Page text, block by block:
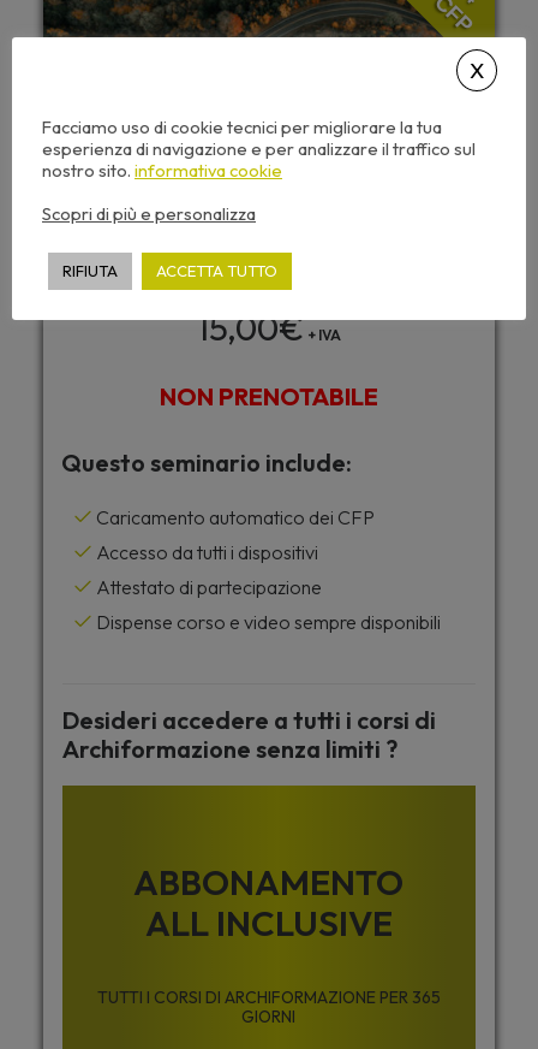
CFP
15,00€ + IVA
NON PRENOTABILE
Questo seminario include:
Caricamento automatico dei CFP
Accesso da tutti i dispositivi
Attestato di partecipazione
Dispense corso e video sempre disponibili
Desideri accedere a tutti i corsi di
Archiformazione senza limiti ?
ABBONAMENTO
ALL INCLUSIVE
TUTTI I CORSI DI ARCHIFORMAZIONE PER 365
GIORNI
Facciamo uso di cookie tecnici per migliorare la tua
esperienza di navigazione e per analizzare il traffico sul
nostro sito. informativa cookie
Scopri di più e personalizza
RIFIUTA ACCETTA TUTTO